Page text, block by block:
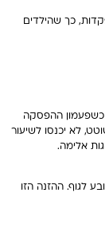
כך שהילדים
כשפעמון ההפסקה
לא יכנסו לשיעור
אלימה.
לגוף. ההזנה הזו